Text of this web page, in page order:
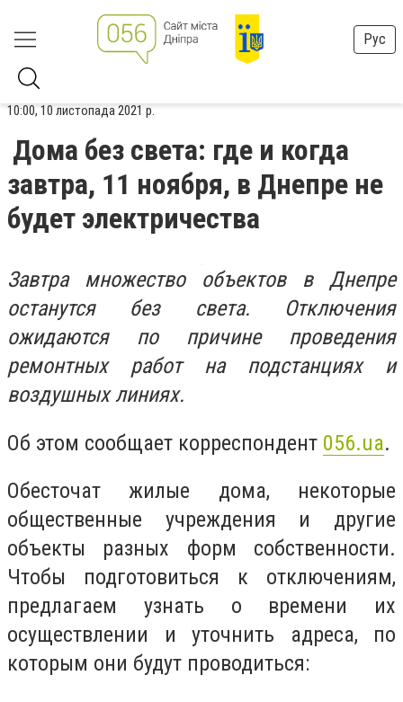
Рус
10:00, 10 листопада 2021 р.
Дома без света: где и когда
завтра, 11 ноября, в Днепре не
будет электричества
Завтра множество объектов в Днепре
останутся без света. Отключения
ожидаются по причине проведения
ремонтных работ на подстанциях и
воздушных линиях.
Об этом сообщает корреспондент 056.ua.
Обесточат жилые дома, некоторые
общественные учреждения и другие
объекты разных форм собственности.
Чтобы подготовиться к отключениям,
предлагаем узнать о времени их
осуществлении и уточнить адреса, по
которым они будут проводиться: